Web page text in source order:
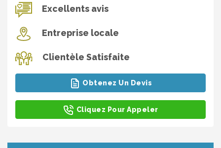
Excellents avis
Entreprise locale
Clientèle Satisfaite
Obtenez Un Devis
Cliquez Pour Appeler